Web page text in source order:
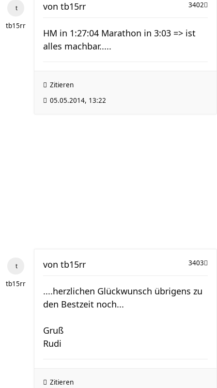
tb15rr
3402
von tb15rr
HM in 1:27:04 Marathon in 3:03 => ist
alles machbar.....
Zitieren
05.05.2014, 13:22
tb15rr
3403
von tb15rr
....herzlichen Glückwunsch übrigens zu
den Bestzeit noch...
Gruß
Rudi
Zitieren